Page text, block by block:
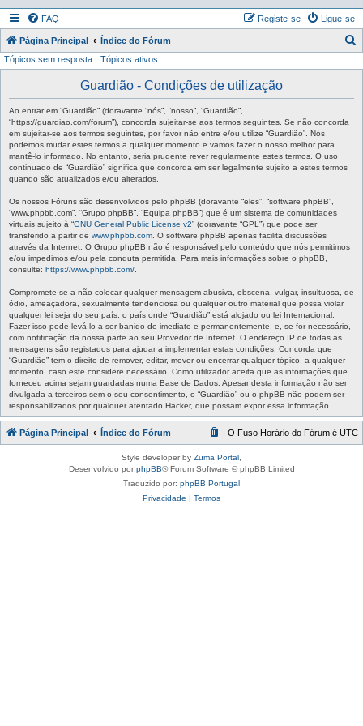
FAQ Ligue-se
Registe-se
Página Principal Índice do Fórum
Tópicos sem resposta Tópicos ativos
Guardião - Condições de utilização
Ao entrar em “Guardião” (doravante “nós”, “nosso”, “Guardião”,
“https://guardiao.com/forum”), concorda sujeitar-se aos termos seguintes. Se não concorda
em sujeitar-se aos termos seguintes, por favor não entre e/ou utilize “Guardião”. Nós
podemos mudar estes termos a qualquer momento e vamos fazer o nosso melhor para
mantê-lo informado. No entanto, seria prudente rever regularmente estes termos. O uso
continuado de “Guardião” significa que concorda em ser legalmente sujeito a estes termos
quando são atualizados e/ou alterados.
Os nossos Fóruns são desenvolvidos pelo phpBB (doravante “eles”, “software phpBB”,
“www.phpbb.com”, “Grupo phpBB”, “Equipa phpBB”) que é um sistema de comunidades
virtuais sujeito à “GNU General Public License v2” (doravante “GPL”) que pode ser
transferido a partir de www.phpbb.com . O software phpBB apenas facilita discussões
através da Internet. O Grupo phpBB não é responsável pelo conteúdo que nós permitimos
e/ou impedimos e/ou pela conduta permitida. Para mais informações sobre o phpBB,
consulte: https://www.phpbb.com/
Compromete-se a não colocar qualquer mensagem abusiva, obscena, vulgar, insultuosa, de
ódio, ameaçadora, sexualmente tendenciosa ou qualquer outro material que possa violar
qualquer lei seja do seu país, o país onde “Guardião” está alojado ou lei Internacional.
Fazer isso pode levá-lo a ser banido de imediato e permanentemente, e, se for necessário,
com notificação da nossa parte ao seu Provedor de Internet. O endereço IP de todas as
mensagens são registados para ajudar a implementar estas condições. Concorda que
“Guardião” tem o direito de remover, editar, mover ou encerrar qualquer tópico, a qualquer
momento, caso este considere necessário. Como utilizador aceita que as informações que
forneceu acima sejam guardadas numa Base de Dados. Apesar desta informação não ser
divulgada a terceiros sem o seu consentimento, o “Guardião” ou o phpBB não podem ser
responsabilizados por qualquer atentado Hacker, que possam expor essa informação.
Página Principal Índice do Fórum O Fuso Horário do Fórum é UTC
Style developer by Zuma Portal
Desenvolvido porphpBB® Forum Software © phpBB Limited
Traduzido por: phpBB Portugal
Privacidade | Termos